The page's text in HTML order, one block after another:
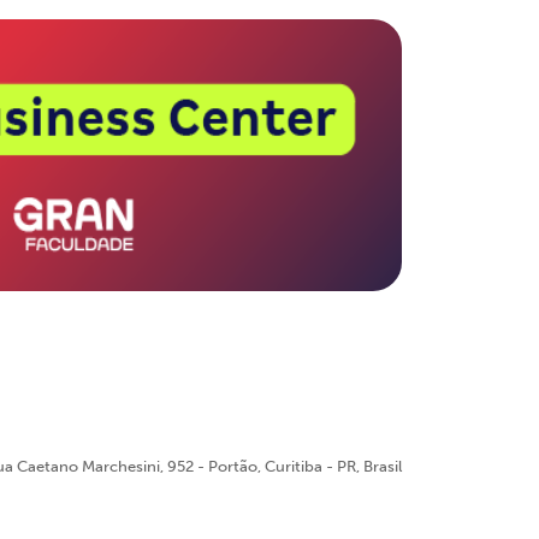
Caetano Marchesini, 952 - Portão, Curitiba - PR, Brasil